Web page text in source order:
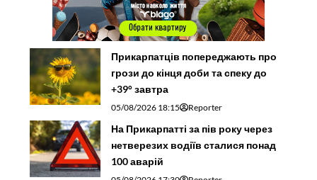
Прикарпатців попереджають про
грози до кінця доби та спеку до
+39° завтра
05/08/2026 18:15 Reporter
На Прикарпатті за пів року через
нетверезих водіїв сталися понад
100 аварій